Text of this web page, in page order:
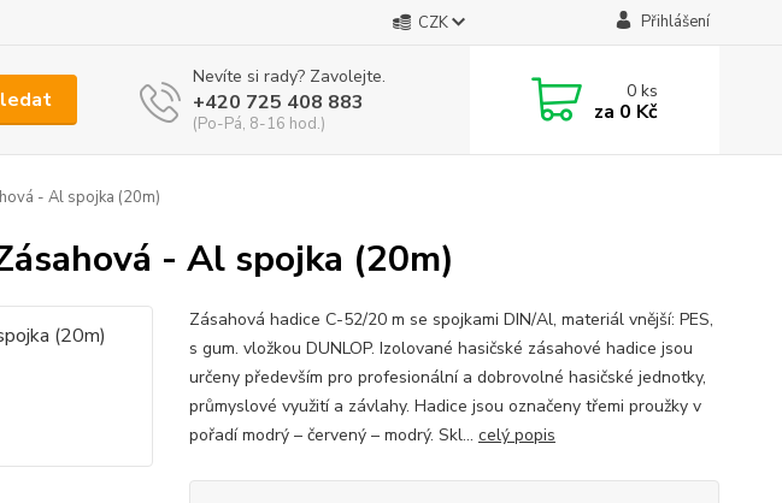
CZK Přihlášení
Nevíte si rady? Zavolejte.
+420 725 408 883
(Po-Pá, 8-16 hod.)
0ks
za 0 Kč
- Al spojka (20m)
- Al spojka (20m)
Zásahová hadice C-52/20 m se spojkami DIN/Al, materiál vnější: PES,
s gum. vložkou DUNLOP. Izolované hasičské zásahové hadice jsou
určeny především pro profesionální a dobrovolné hasičské jednotky,
průmyslové využití a závlahy. Hadice jsou označeny třemi proužky v
pořadí modrý – červený – modrý. Skl... celý popis